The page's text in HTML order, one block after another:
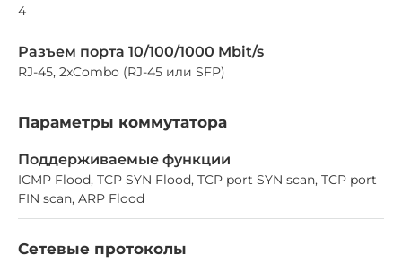
4
Разъем порта 10/100/1000 Mbit/s
RJ-45, 2xCombo (RJ-45 или SFP)
Параметры коммутатора
Поддерживаемые функции
ICMP Flood, TCP SYN Flood, TCP port SYN scan, TCP port
FIN scan, ARP Flood
Сетевые протоколы